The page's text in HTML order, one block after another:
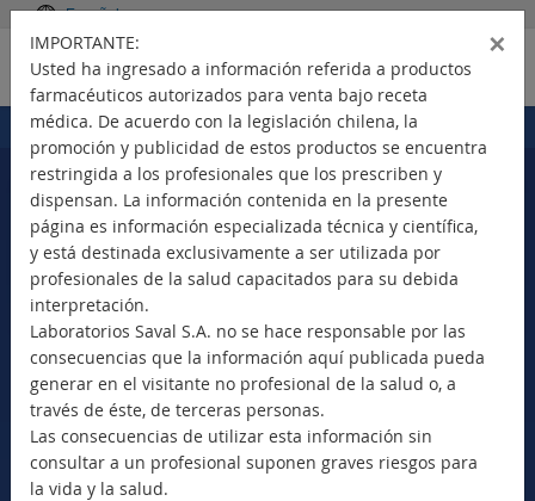
Español
Portada > Productos
Seleccione su país
Nuevos Productos
Marca Comercial
Principio Activo
Clase Terapéutica
Bioequivalentes
×
IMPORTANTE:
Usted ha ingresado a información referida a productos
farmacéuticos autorizados para venta bajo receta
médica. De acuerdo con la legislación chilena, la
promoción y publicidad de estos productos se encuentra
restringida a los profesionales que los prescriben y
dispensan. La información contenida en la presente
página es información especializada técnica y científica,
y está destinada exclusivamente a ser utilizada por
profesionales de la salud capacitados para su debida
interpretación.
Laboratorios Saval S.A. no se hace responsable por las
consecuencias que la información aquí publicada pueda
generar en el visitante no profesional de la salud o, a
través de éste, de terceras personas.
Las consecuencias de utilizar esta información sin
consultar a un profesional suponen graves riesgos para
la vida y la salud.